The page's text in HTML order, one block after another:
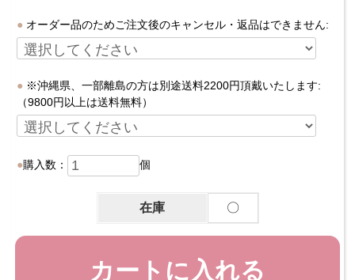
オーダー品のためご注文後のキャンセル・返品はできません:
※沖縄県、一部離島の方は別途送料2200円頂戴いたします:
（9800円以上は送料無料）
購入数： 個
在庫 〇